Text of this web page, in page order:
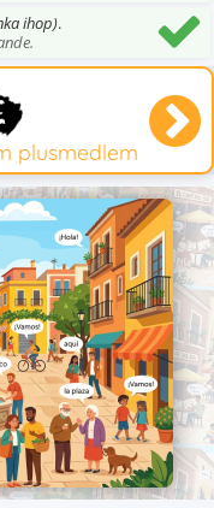
ihop).
plusmedlem